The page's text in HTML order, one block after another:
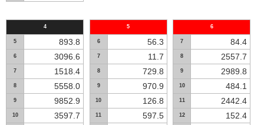
4
5 893.8
6 3096.6
7 1518.4
8 5558.0
9 9852.9
10 3597.7
5
6 56.3
7 11.7
8 729.8
9 970.9
10 126.8
11 597.5
6
7 84.4
8 2557.7
9 2989.8
10 484.1
11 2442.4
12 152.4